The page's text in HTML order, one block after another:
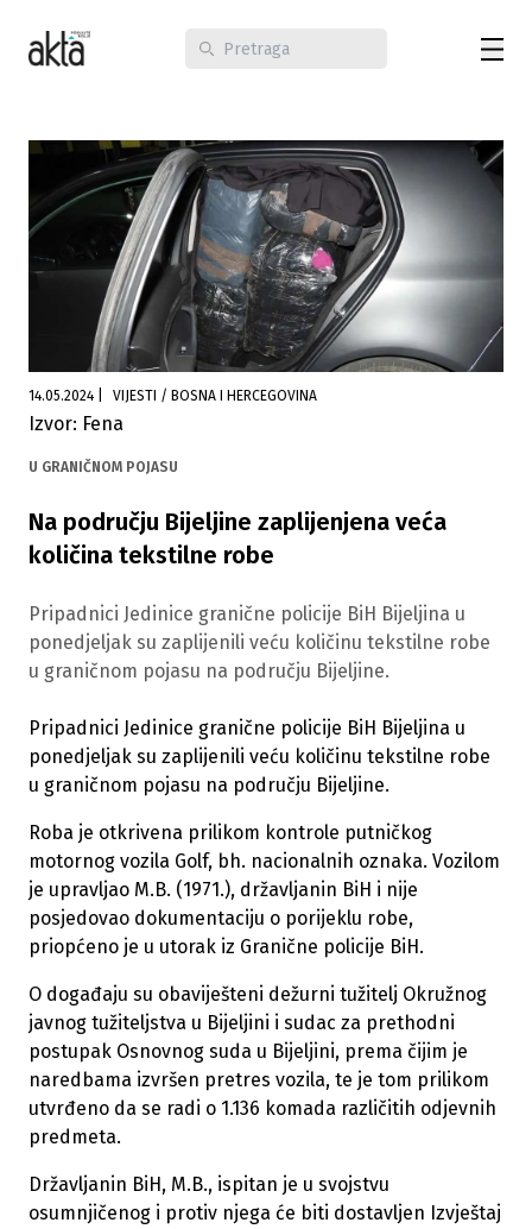
14.05.2024 VIJESTI / BOSNA I HERCEGOVINA
Izvor: Fena
U GRANIČNOM POJASU
Na području Bijeljine zaplijenjena veća
količina tekstilne robe
Pripadnici Jedinice granične policije BiH Bijeljina u
ponedjeljak su zaplijenili veću količinu tekstilne robe
u graničnom pojasu na području Bijeljine.
Pripadnici Jedinice granične policije BiH Bijeljina u
ponedjeljak su zaplijenili veću količinu tekstilne robe
u graničnom pojasu na području Bijeljine.
Roba je otkrivena prilikom kontrole putničkog
motornog vozila Golf, bh. nacionalnih oznaka. Vozilom
je upravljao M.B. (1971.), državljanin BiH i nije
posjedovao dokumentaciju o porijeklu robe,
priopćeno je u utorak iz Granične policije BiH.
O događaju su obaviješteni dežurni tužitelj Okružnog
javnog tužiteljstva u Bijeljini i sudac za prethodni
postupak Osnovnog suda u Bijeljini, prema čijim je
naredbama izvršen pretres vozila, te je tom prilikom
utvrđeno da se radi o 1.136 komada različitih odjevnih
predmeta.
Državljanin BiH, M.B., ispitan je u svojstvu
osumnjičenog i protiv njega će biti dostavljen Izvještaj